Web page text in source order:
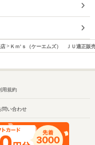
Ｋｍ’ｓ（ケーエムズ） ＪＵ適正販
用規約
問い合わせ